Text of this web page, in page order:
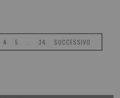
4 5 34 SUCCESSIVO